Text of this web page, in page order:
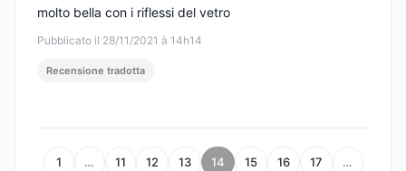
Pubblicato il 28/11/2021 à 14h14
molto bella con i riflessi del vetro
Recensione tradotta
1 … 11 12 13 14 15 16 17 …